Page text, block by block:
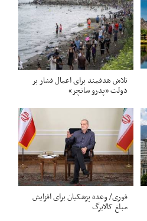
تلاش هدفمند برای اعمال فشار بر
دولت «پدرو سانچز»
فوری/ وعده پزشکیان برای افزایش
مبلغ کالابرگ